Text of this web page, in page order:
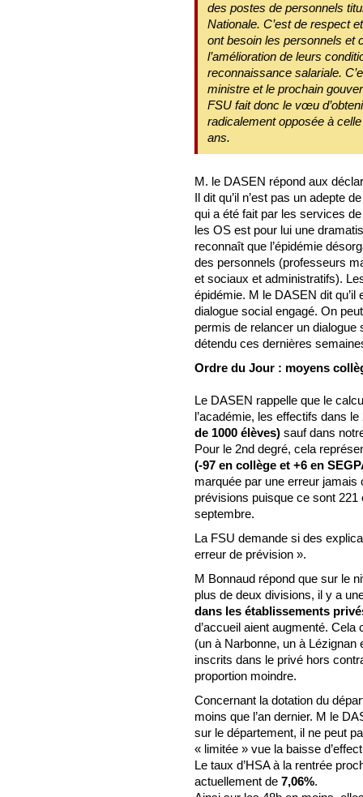
des postes de personnels
Nationale. C’est de respect
ont besoin les personnels et
l’amélioration de leurs
reconnaissance salariale.
ministre et le prochain
FSU fait donc le vœu
radicalement opposée à
ans.
M. le DASEN répond aux
Il dit qu’il n’est pas un adepte
qui a été fait par les services
les OS est pour lui une
reconnaît que l’épidémie
des personnels (professeurs
et sociaux et administratifs).
épidémie. M le DASEN dit
dialogue social engagé. On
permis de relancer un dialogue
détendu ces dernières
Ordre du Jour : moyens
Le DASEN rappelle que le
l’académie, les effectifs dans
de 1000 élèves) sauf dans
Pour le 2nd degré, cela
(-97 en collège et +6 en
marquée par une erreur
prévisions puisque ce sont
septembre.
La FSU demande si des
erreur de prévision ».
M Bonnaud répond que sur le
plus de deux divisions, il y a
dans les établissements
d’accueil aient augmenté.
(un à Narbonne, un à Lézignan
inscrits dans le privé hors
proportion moindre.
Concernant la dotation du
moins que l’an dernier. M le
sur le département, il ne peut
« limitée » vue la baisse
Le taux d’HSA à la rentrée
actuellement de 7,06%.